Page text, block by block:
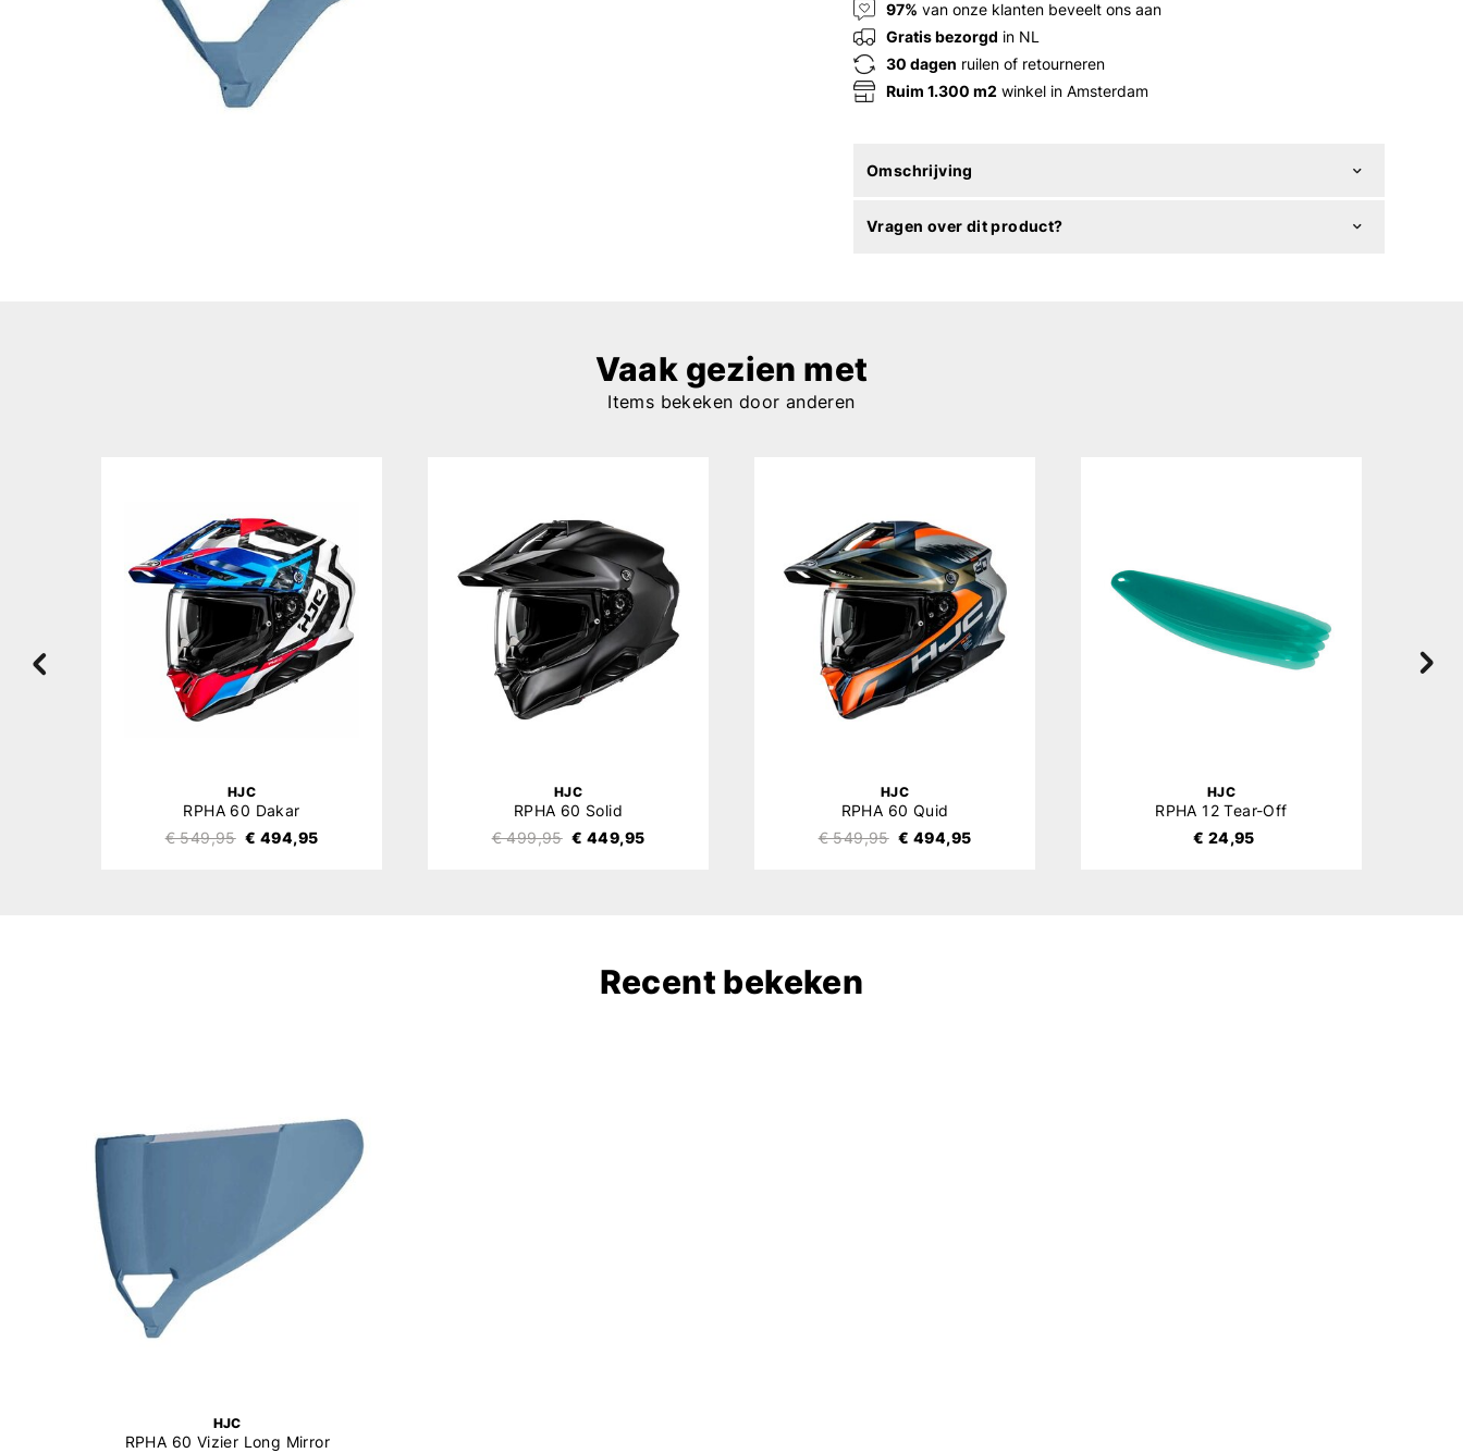
97% van onze klanten beveelt ons aan
Gratis bezorgd in NL
30 dagen ruilen of retourneren
Ruim 1.300 m2 winkel in Amsterdam
Omschrijving
Vragen over dit product?
Vaak gezien met
Items bekeken door anderen
HJC
RPHA 60 Dakar
€ 549,95 € 494,95
HJC
RPHA 60 Solid
€ 499,95 € 449,95
HJC
RPHA 60 Quid
€ 549,95 € 494,95
HJC
RPHA 12 Tear-Off
€ 24,95
Recent bekeken
HJC
RPHA 60 Vizier Long Mirror